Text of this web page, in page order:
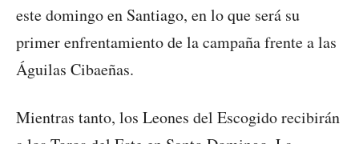
este domingo en Santiago, en lo que será su
primer enfrentamiento de la campaña frente a las
Águilas Cibaeñas.
Mientras tanto, los Leones del Escogido recibirán